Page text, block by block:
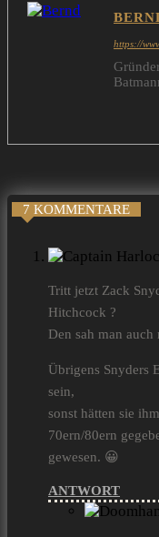
https://
7 KOMMENTARE
Tritt jetzt Zack
Hitchcock ?
Den sah man
Übrigens Snyders
sein,
sonst hätten sie
70ern/80ern
gewesen. 😀
ANTWORT